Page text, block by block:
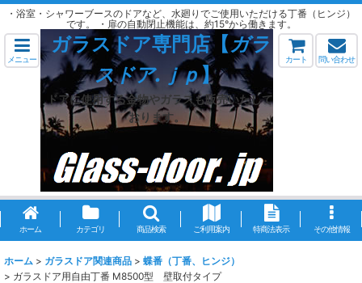
・浴室・シャワーブースのドアなど、水廻りでご使用いただける丁番（ヒンジ）
です。 ・扉の自動閉止機能は、約15°から働きます。
メニュー
ガラスドア専門店【ガラ
スドア.ｊｐ】
ドアに使用する金物やガラスも販売いたして
おります。
カート 問い合わせ
ホーム カテゴリ 商品検索 ご利用案内 特商法表示 その他情報
ホーム > ガラスドア関連商品 > 蝶番（丁番、ヒンジ）
> ガラスドア用自由丁番 M8500型 壁取付タイプ